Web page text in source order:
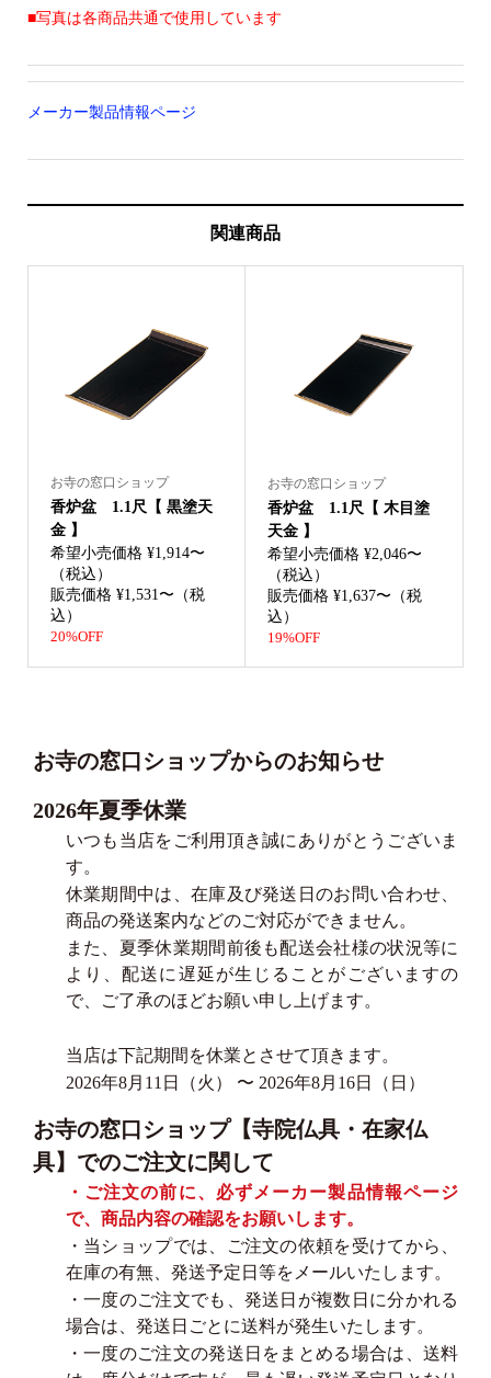
■写真は各商品共通で使用しています
メーカー製品情報ページ
関連商品
お寺の窓口ショップ
香炉盆 1.1尺【 黒塗天
金 】
希望小売価格 ¥1,914〜
（税込）
販売価格 ¥1,531〜（税
込）
20%OFF
お寺の窓口ショップ
香炉盆 1.1尺【 木目塗
天金 】
希望小売価格 ¥2,046〜
（税込）
販売価格 ¥1,637〜（税
込）
19%OFF
お寺の窓口ショップからのお知らせ
2026年夏季休業
いつも当店をご利用頂き誠にありがとうございま
す。
休業期間中は、在庫及び発送日のお問い合わせ、
商品の発送案内などのご対応ができません。
また、夏季休業期間前後も配送会社様の状況等に
より、配送に遅延が生じることがございますの
で、ご了承のほどお願い申し上げます。
当店は下記期間を休業とさせて頂きます。
2026年8月11日（火） 〜 2026年8月16日（日）
お寺の窓口ショップ【寺院仏具・在家仏
具】でのご注文に関して
・ご注文の前に、必ずメーカー製品情報ページ
で、商品内容の確認をお願いします。
・当ショップでは、ご注文の依頼を受けてから、
在庫の有無、発送予定日等をメールいたします。
・一度のご注文でも、発送日が複数日に分かれる
場合は、発送日ごとに送料が発生いたします。
・一度のご注文の発送日をまとめる場合は、送料